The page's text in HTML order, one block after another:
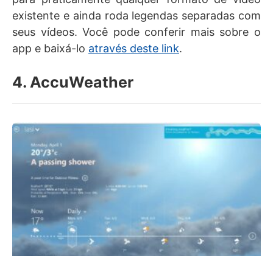
existente e ainda roda legendas separadas com
seus vídeos. Você pode conferir mais sobre o
app e baixá-lo através deste link.
4. AccuWeather